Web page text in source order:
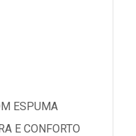
ESPUMA
E CONFORTO